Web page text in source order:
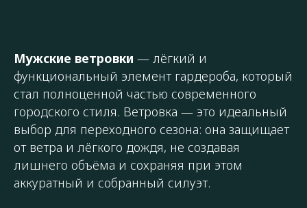
Мужские ветровки — лёгкий и
функциональный элемент гардероба, который
стал полноценной частью современного
городского стиля. Ветровка — это идеальный
выбор для переходного сезона: она защищает
от ветра и лёгкого дождя, не создавая
лишнего объёма и сохраняя при этом
аккуратный и собранный силуэт.